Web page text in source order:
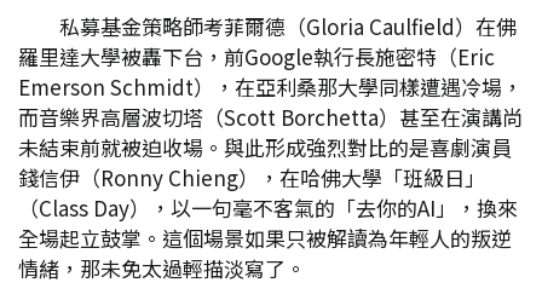
私募基金策略師考菲爾德（Gloria Caulfield）在佛
羅里達大學被轟下台，前Google執行長施密特（Eric
Emerson Schmidt），在亞利桑那大學同樣遭遇冷場，
而音樂界高層波切塔（Scott Borchetta）甚至在演講尚
未結束前就被迫收場。與此形成強烈對比的是喜劇演員
錢信伊（Ronny Chieng），在哈佛大學「班級日」
（Class Day），以一句毫不客氣的「去你的AI」，換來
全場起立鼓掌。這個場景如果只被解讀為年輕人的叛逆
情緒，那未免太過輕描淡寫了。